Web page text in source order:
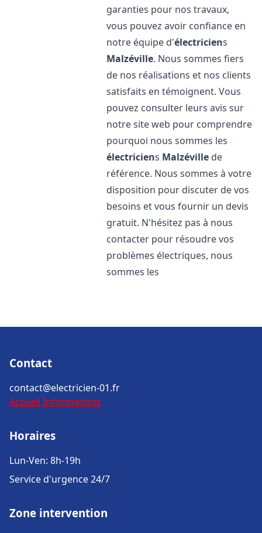
garanties pour nos travaux,
vous pouvez avoir confiance en
notre équipe d'électriciens
Malzéville. Nous sommes fiers
de nos réalisations et nos clients
satisfaits en témoignent. Vous
pouvez consulter leurs avis sur
notre site web pour comprendre
pourquoi nous sommes les
électriciens Malzéville de
référence. Nous sommes à votre
disposition pour discuter de vos
besoins et vous fournir un devis
gratuit. N'hésitez pas à nous
contacter pour résoudre vos
problèmes électriques, nous
sommes les
Contact
contact@electricien-01.fr
Accueil Informations
Horaires
Lun-Ven: 8h-19h
Service d'urgence 24/7
Zone intervention